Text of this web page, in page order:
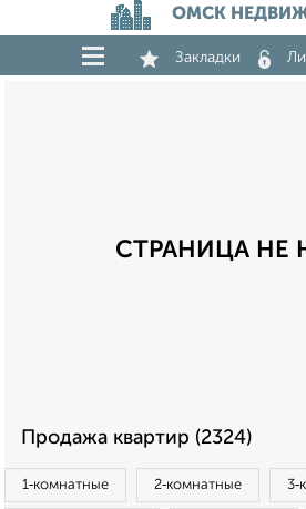
ОМСК
Закладки
СТРАНИЦА НЕ
Продажа квартир (2324)
1‑комнатные 2‑комнатные